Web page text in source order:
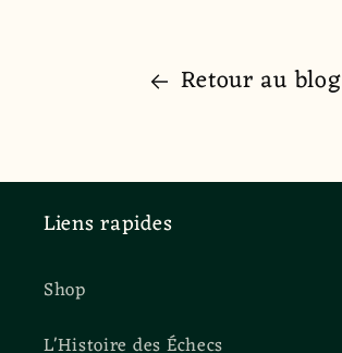
Retour au blog
Liens rapides
Shop
L'Histoire des Échecs